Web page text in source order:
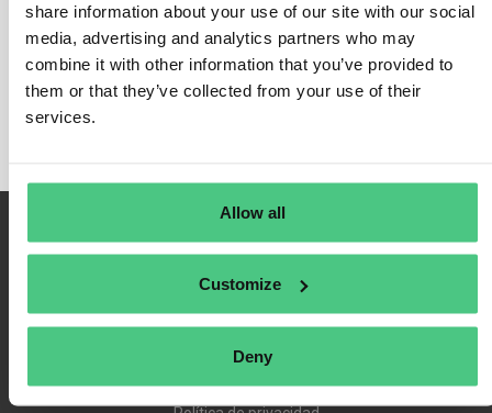
share information about your use of our site with our social
media, advertising and analytics partners who may
combine it with other information that you’ve provided to
them or that they’ve collected from your use of their
services.
Allow all
Customize
Deny
proveedores que aparezcan en una lista.
con ellos es relevante para
todas las empresas y su incumplimiento puede acarrear multas.